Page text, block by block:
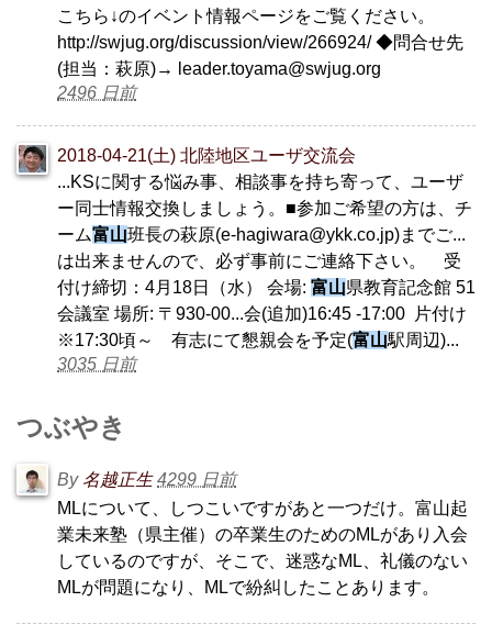
こちら↓のイベント情報ページをご覧ください。
http://swjug.org/discussion/view/266924/ ◆問合せ先
(担当：萩原)→ leader.toyama@swjug.org
2496 日前
2018-04-21(土) 北陸地区ユーザ交流会
...KSに関する悩み事、相談事を持ち寄って、ユーザ
ー同士情報交換しましょう。■参加ご希望の方は、チ
ーム富山班長の萩原(e-hagiwara@ykk.co.jp)までご...
は出来ませんので、必ず事前にご連絡下さい。 受
付け締切：4月18日（水） 会場: 富山県教育記念館 51
会議室 場所: 〒930-00...会(追加)16:45 -17:00 片付け
※17:30頃～ 有志にて懇親会を予定(富山駅周辺)...
3035 日前
つぶやき
By 名越正生 4299 日前
MLについて、しつこいですがあと一つだけ。富山起
業未来塾（県主催）の卒業生のためのMLがあり入会
しているのですが、そこで、迷惑なML、礼儀のない
MLが問題になり、MLで紛糾したことあります。